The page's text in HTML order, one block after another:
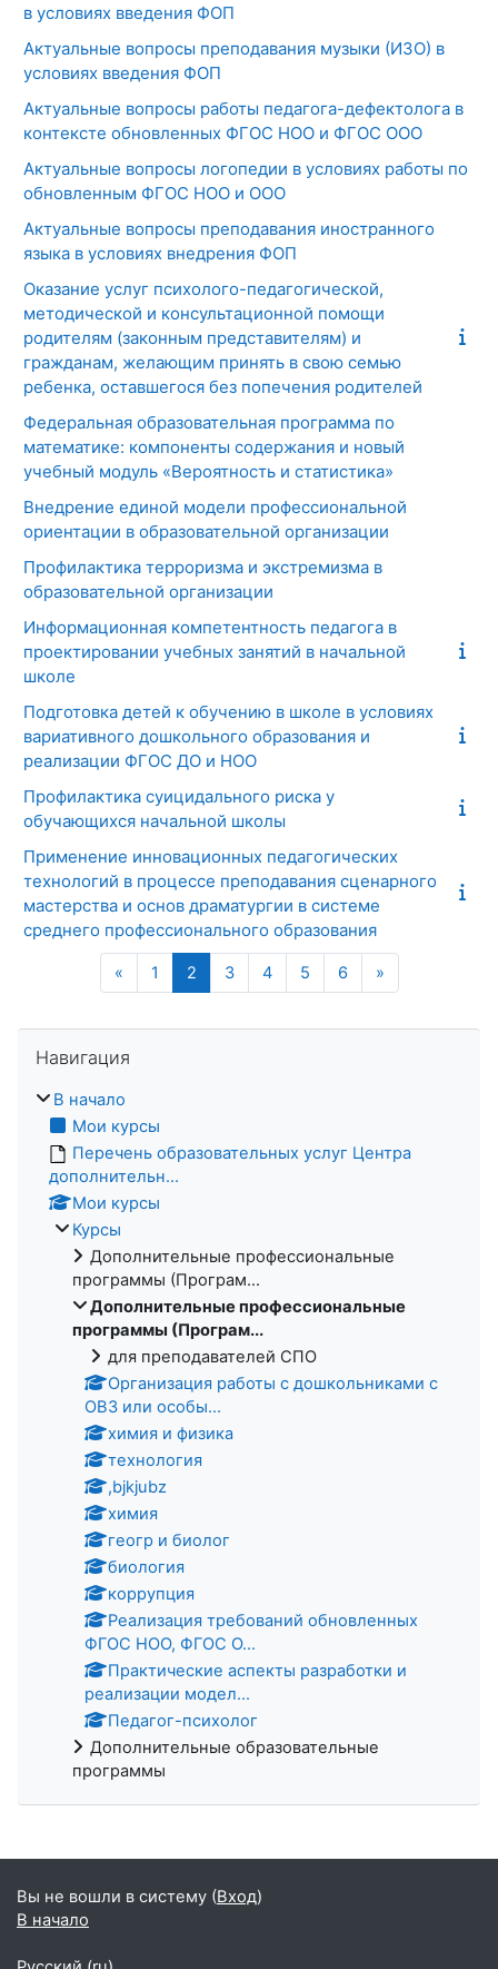
в условиях введения ФОП
Актуальные вопросы преподавания музыки (ИЗО) в
условиях введения ФОП
Актуальные вопросы работы педагога-дефектолога в
контексте обновленных ФГОС НОО и ФГОС ООО
Актуальные вопросы логопедии в условиях работы по
обновленным ФГОС НОО и ООО
Актуальные вопросы преподавания иностранного
языка в условиях внедрения ФОП
Оказание услуг психолого-педагогической,
методической и консультационной помощи
родителям (законным представителям) и
гражданам, желающим принять в свою семью
ребенка, оставшегося без попечения родителей
Федеральная образовательная программа по
математике: компоненты содержания и новый
учебный модуль «Вероятность и статистика»
Внедрение единой модели профессиональной
ориентации в образовательной организации
Профилактика терроризма и экстремизма в
образовательной организации
Информационная компетентность педагога в
проектировании учебных занятий в начальной
школе
Подготовка детей к обучению в школе в условиях
вариативного дошкольного образования и
реализации ФГОС ДО и НОО
Профилактика суицидального риска у
обучающихся начальной школы
Применение инновационных педагогических
технологий в процессе преподавания сценарного
мастерства и основ драматургии в системе
среднего профессионального образования
«Предыдущая страница
1 Страница 1
2Страница 2
3Страница 3
4Страница 4
5Страница 5
6Страница 6
»Следующая
Навигация
В начало
Мои курсы
Перечень образовательных услуг Центра
дополнительн...
Мои курсы
Курсы
Дополнительные профессиональные
программы (Програм...
Дополнительные профессиональные
программы (Програм...
для преподавателей СПО
Организация работы с дошкольниками с
ОВЗ или особы...
химия и физика
технология
,bjkjubz
химия
геогр и биолог
биология
коррупция
Реализация требований обновленных
ФГОС НОО, ФГОС О...
Практические аспекты разработки и
реализации модел...
Педагог-психолог
Дополнительные образовательные
программы
Вы не вошли в систему (Вход)
В начало